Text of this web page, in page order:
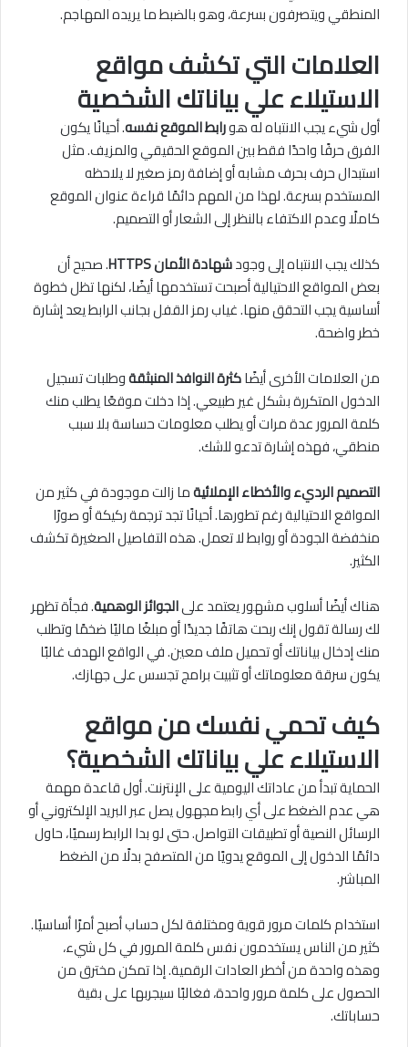
المنطقي ويتصرفون بسرعة، وهو بالضبط ما يريده المهاجم.
العلامات التي تكشف مواقع
الاستيلاء علي بياناتك الشخصية
أول شيء يجب الانتباه له هورابط الموقع نفسه. أحيانًا يكون
الفرق حرفًا واحدًا فقط بين الموقع الحقيقي والمزيف. مثل
استبدال حرف بحرف مشابه أو إضافة رمز صغير لا يلاحظه
المستخدم بسرعة. لهذا من المهم دائمًا قراءة عنوان الموقع
كاملًا وعدم الاكتفاء بالنظر إلى الشعار أو التصميم.
كذلك يجب الانتباه إلى وجودشهادة الأمان HTTPS
. صحيح أن
بعض المواقع الاحتيالية أصبحت تستخدمها أيضًا، لكنها تظل خطوة
أساسية يجب التحقق منها. غياب رمز القفل بجانب الرابط يعد إشارة
خطر واضحة.
من العلامات الأخرى أيضًاكثرة النوافذ المنبثقةوطلبات تسجيل
الدخول المتكررة بشكل غير طبيعي. إذا دخلت موقعًا يطلب منك
كلمة المرور عدة مرات أو يطلب معلومات حساسة بلا سبب
منطقي، فهذه إشارة تدعو للشك.
التصميم الرديء والأخطاء الإملائيةما زالت موجودة في كثير من
المواقع الاحتيالية رغم تطورها. أحيانًا تجد ترجمة ركيكة أو صورًا
منخفضة الجودة أو روابط لا تعمل. هذه التفاصيل الصغيرة تكشف
الكثير.
هناك أيضًا أسلوب مشهور يعتمد علىالجوائز الوهمية. فجأة تظهر
لك رسالة تقول إنك ربحت هاتفًا جديدًا أو مبلغًا ماليًا ضخمًا وتطلب
منك إدخال بياناتك أو تحميل ملف معين. في الواقع الهدف غالبًا
يكون سرقة معلوماتك أو تثبيت برامج تجسس على جهازك.
كيف تحمي نفسك من مواقع
الاستيلاء علي بياناتك الشخصية؟
الحماية تبدأ من عاداتك اليومية على الإنترنت. أول قاعدة مهمة
هي عدم الضغط على أي رابط مجهول يصل عبر البريد الإلكتروني أو
الرسائل النصية أو تطبيقات التواصل. حتى لو بدا الرابط رسميًا، حاول
دائمًا الدخول إلى الموقع يدويًا من المتصفح بدلًا من الضغط
المباشر.
استخدام كلمات مرور قوية ومختلفة لكل حساب أصبح أمرًا أساسيًا.
كثير من الناس يستخدمون نفس كلمة المرور في كل شيء،
وهذه واحدة من أخطر العادات الرقمية. إذا تمكن مخترق من
الحصول على كلمة مرور واحدة، فغالبًا سيجربها على بقية
حساباتك.